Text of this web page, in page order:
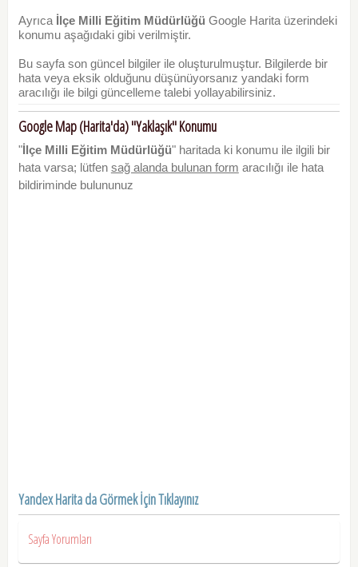
Ayrıca İlçe Milli Eğitim Müdürlüğü Google Harita üzerindeki
konumu aşağıdaki gibi verilmiştir.
Bu sayfa son güncel bilgiler ile oluşturulmuştur. Bilgilerde bir
hata veya eksik olduğunu düşünüyorsanız yandaki form
aracılığı ile bilgi güncelleme talebi yollayabilirsiniz.
Google Map (Harita'da) "Yaklaşık" Konumu
"İlçe Milli Eğitim Müdürlüğü" haritada ki konumu ile ilgili bir
hata varsa; lütfen sağ alanda bulunan form aracılığı ile hata
bildiriminde bulununuz
Yandex Harita da Görmek İçin Tıklayınız
Sayfa Yorumları